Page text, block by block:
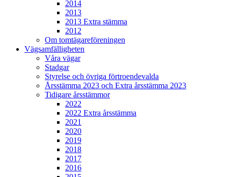
2014
2013
2013 Extra stämma
2012
Om tomtägareföreningen
Vägsamfälligheten
Våra vägar
Stadgar
Styrelse och övriga förtroendevalda
Årsstämma 2023 och Extra årsstämma 2023
Tidigare årsstämmor
2022
2022 Extra årsstämma
2021
2020
2019
2018
2017
2016